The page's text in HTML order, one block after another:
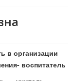
в организации
воспитатель